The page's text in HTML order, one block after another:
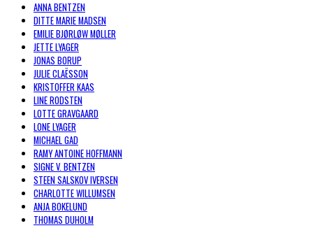
ANNA BENTZEN
DITTE MARIE MADSEN
EMILIE BJØRLØW MØLLER
JETTE LYAGER
JONAS BORUP
JULIE CLAËSSON
KRISTOFFER KAAS
LINE RODSTEN
LOTTE GRAVGAARD
LONE LYAGER
MICHAEL GAD
RAMY ANTOINE HOFFMANN
SIGNE V. BENTZEN
STEEN SALSKOV IVERSEN
CHARLOTTE WILLUMSEN
ANJA BOKELUND
THOMAS DUHOLM